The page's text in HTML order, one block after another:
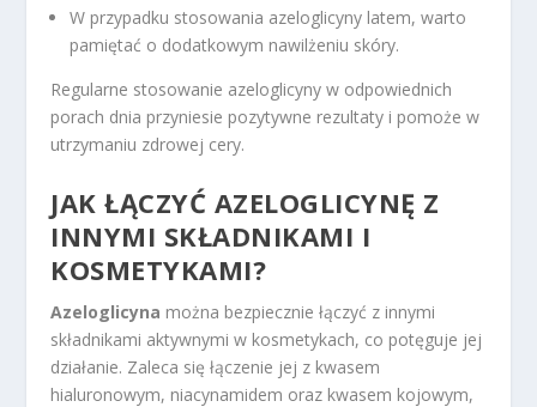
W przypadku stosowania azeloglicyny latem, warto
pamiętać o dodatkowym nawilżeniu skóry.
Regularne stosowanie azeloglicyny w odpowiednich
porach dnia przyniesie pozytywne rezultaty i pomoże w
utrzymaniu zdrowej cery.
JAK ŁĄCZYĆ AZELOGLICYNĘ Z
INNYMI SKŁADNIKAMI I
KOSMETYKAMI?
Azeloglicyna można bezpiecznie łączyć z innymi
składnikami aktywnymi w kosmetykach, co potęguje jej
działanie. Zaleca się łączenie jej z kwasem
hialuronowym, niacynamidem oraz kwasem kojowym,